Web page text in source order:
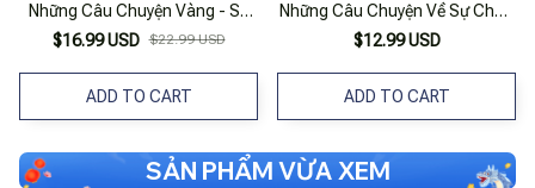
Những Câu Chuyện Vàng - Sư
Tử Biết Nhận Lỗi
$16.99 USD $22.99 USD
ADD TO CART
Những Câu Chuyện Về Sự Chân
Thành (Tái Bản 2019)
$12.99 USD
ADD TO CART
SẢN PHẨM VỪA XEM